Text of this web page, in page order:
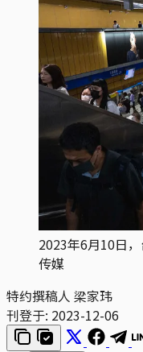
2023年6月10日
传媒
特约撰稿人 梁家玮
刊登于: 2023-12-06